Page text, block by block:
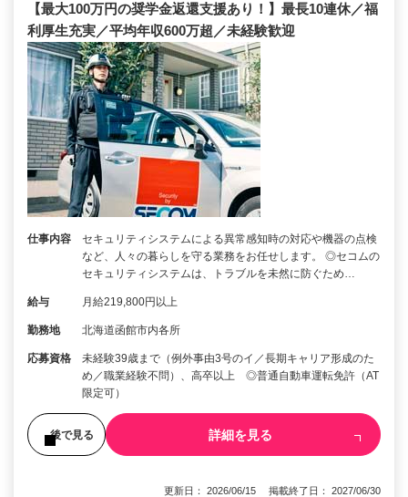
【最大100万円の奨学金返還支援あり！】最長10連休／福
利厚生充実／平均年収600万超／未経験歓迎
仕事内容
セキュリティシステムによる異常感知時の対応や機器の点検
など、人々の暮らしを守る業務をお任せします。 ◎セコムの
セキュリティシステムは、トラブルを未然に防ぐため…
給与 月給219,800円以上
勤務地 北海道函館市内各所
応募資格
未経験39歳まで（例外事由3号のイ／長期キャリア形成のた
め／職業経験不問）、高卒以上 ◎普通自動車運転免許（AT
限定可）
後で見る 詳細を見る
更新日： 2026/06/15 掲載終了日： 2027/06/30